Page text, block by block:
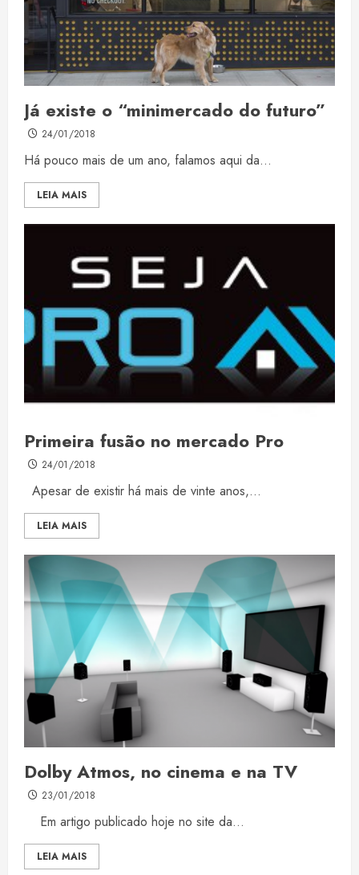
Já existe o “minimercado do futuro”
24/01/2018
Há pouco mais de um ano, falamos aqui da...
LEIA MAIS
Primeira fusão no mercado Pro
24/01/2018
Apesar de existir há mais de vinte anos,...
LEIA MAIS
Dolby Atmos, no cinema e na TV
23/01/2018
Em artigo publicado hoje no site da...
LEIA MAIS